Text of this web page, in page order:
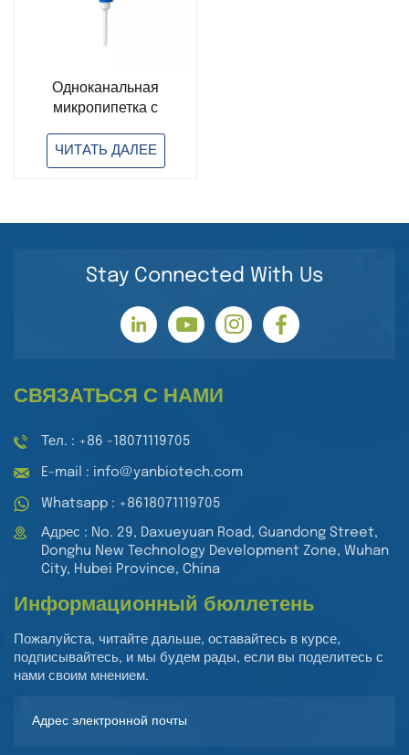
Одноканальная
микропипетка с
объемом 200 мкл для
лабораторного
ЧИТАТЬ ДАЛЕЕ
Stay Connected With Us
СВЯЗАТЬСЯ С НАМИ
Тел. : +86 -18071119705
E-mail : info@yanbiotech.com
Whatsapp : +8618071119705
Адрес : No. 29, Daxueyuan Road, Guandong Street,
Donghu New Technology Development Zone, Wuhan
City, Hubei Province, China
Информационный бюллетень
Пожалуйста, читайте дальше, оставайтесь в курсе,
подписывайтесь, и мы будем рады, если вы поделитесь с
нами своим мнением.